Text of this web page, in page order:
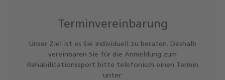
Terminvereinbarung
Unser Ziel ist es Sie individuell zu beraten. Deshalb
vereinbaren Sie für die Anmeldung zum
Rehabilitationssport bitte telefonisch einen Termin
unter: